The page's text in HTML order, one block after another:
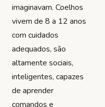
imaginavam. Coelhos
vivem de 8 a 12 anos
com cuidados
adequados, são
altamente sociais,
inteligentes, capazes
de aprender
comandos e